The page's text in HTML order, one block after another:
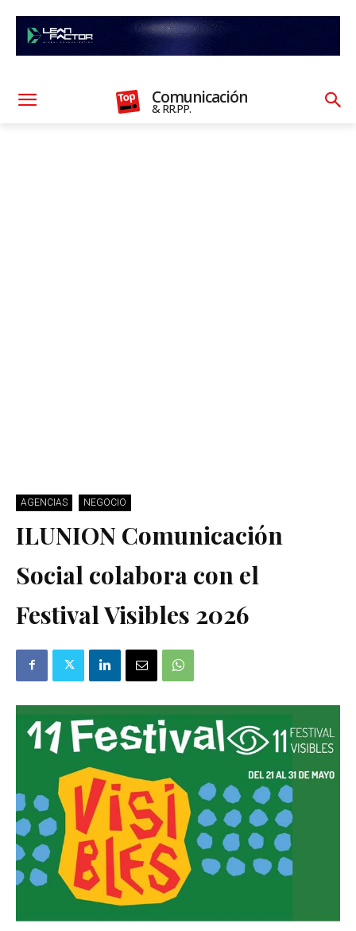
Comunicación
& RR.PP.
AGENCIAS NEGOCIO
ILUNION Comunicación
Social colabora con el
Festival Visibles 2026